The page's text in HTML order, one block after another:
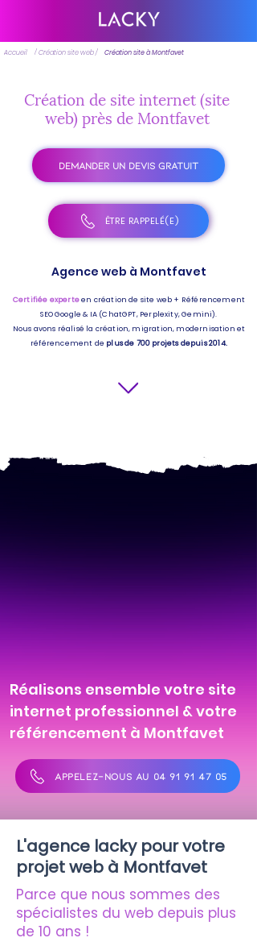
Accueil / Création site web / Création site à Montfavet
Création de site internet (site
web) près de Montfavet
DEMANDER UN DEVIS GRATUIT
ÊTRE RAPPELÉ(E)
Agence web à Montfavet
Certifiée experteen création de site web + Référencement
SEO Google & IA (ChatGPT, Perplexity, Gemini).
Nous avons réalisé la création, migration, modernisation et
référencement de plus de 700 projets depuis 2014.
Réalisons ensemble votre site
internet professionnel & votre
référencement à Montfavet
APPELEZ-NOUS AU 04 91 91 47 05
L'agence lacky pour votre
projet web à Montfavet
Parce que nous sommes des
spécialistes du web depuis plus
de 10 ans !